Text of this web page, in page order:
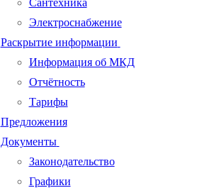
Сантехника
Электроснабжение
Раскрытие информации
Информация об МКД
Отчётность
Тарифы
Предложения
Документы
Законодательство
Графики